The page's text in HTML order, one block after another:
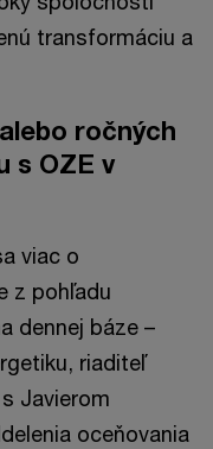
transformáciu a
ročných
s OZE v
viac o
z pohľadu
dennej báze –
riaditeľ
Javierom
oceňovania